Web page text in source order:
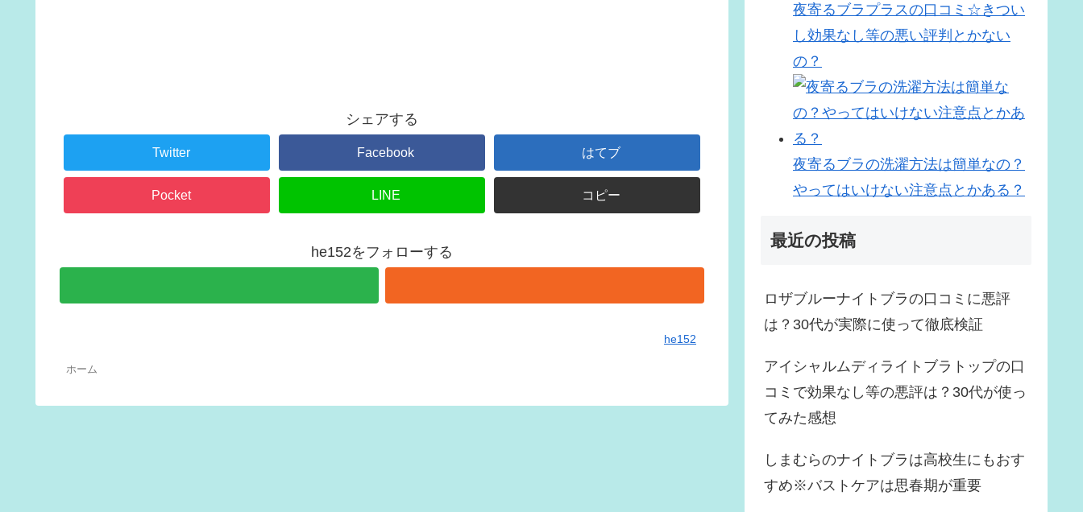
シェアする
Twitter Facebook はてブ
Pocket LINE コピー
he152をフォローする
he152
ホーム
夜寄るブラプラスの口コミ☆きつい
し効果なし等の悪い評判とかない
の？
夜寄るブラの洗濯方法は簡単なの？
やってはいけない注意点とかある？
最近の投稿
ロザブルーナイトブラの口コミに悪評
は？30代が実際に使って徹底検証
アイシャルムディライトブラトップの口
コミで効果なし等の悪評は？30代が使っ
てみた感想
しまむらのナイトブラは高校生にもおす
すめ※バストケアは思春期が重要